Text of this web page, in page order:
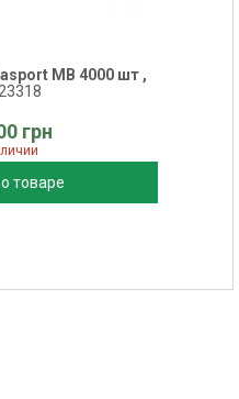
MB 4000 шт ,
грн
товаре